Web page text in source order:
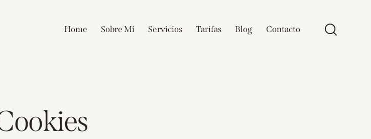
Home Sobre Mí Servicios Tarifas Blog Contacto